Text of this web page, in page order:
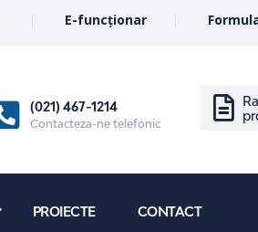
E-funcționar
(021) 467-1214
Contacteza-ne telefonic
PROIECTE CONTACT